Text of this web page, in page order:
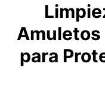
Amuletos
para